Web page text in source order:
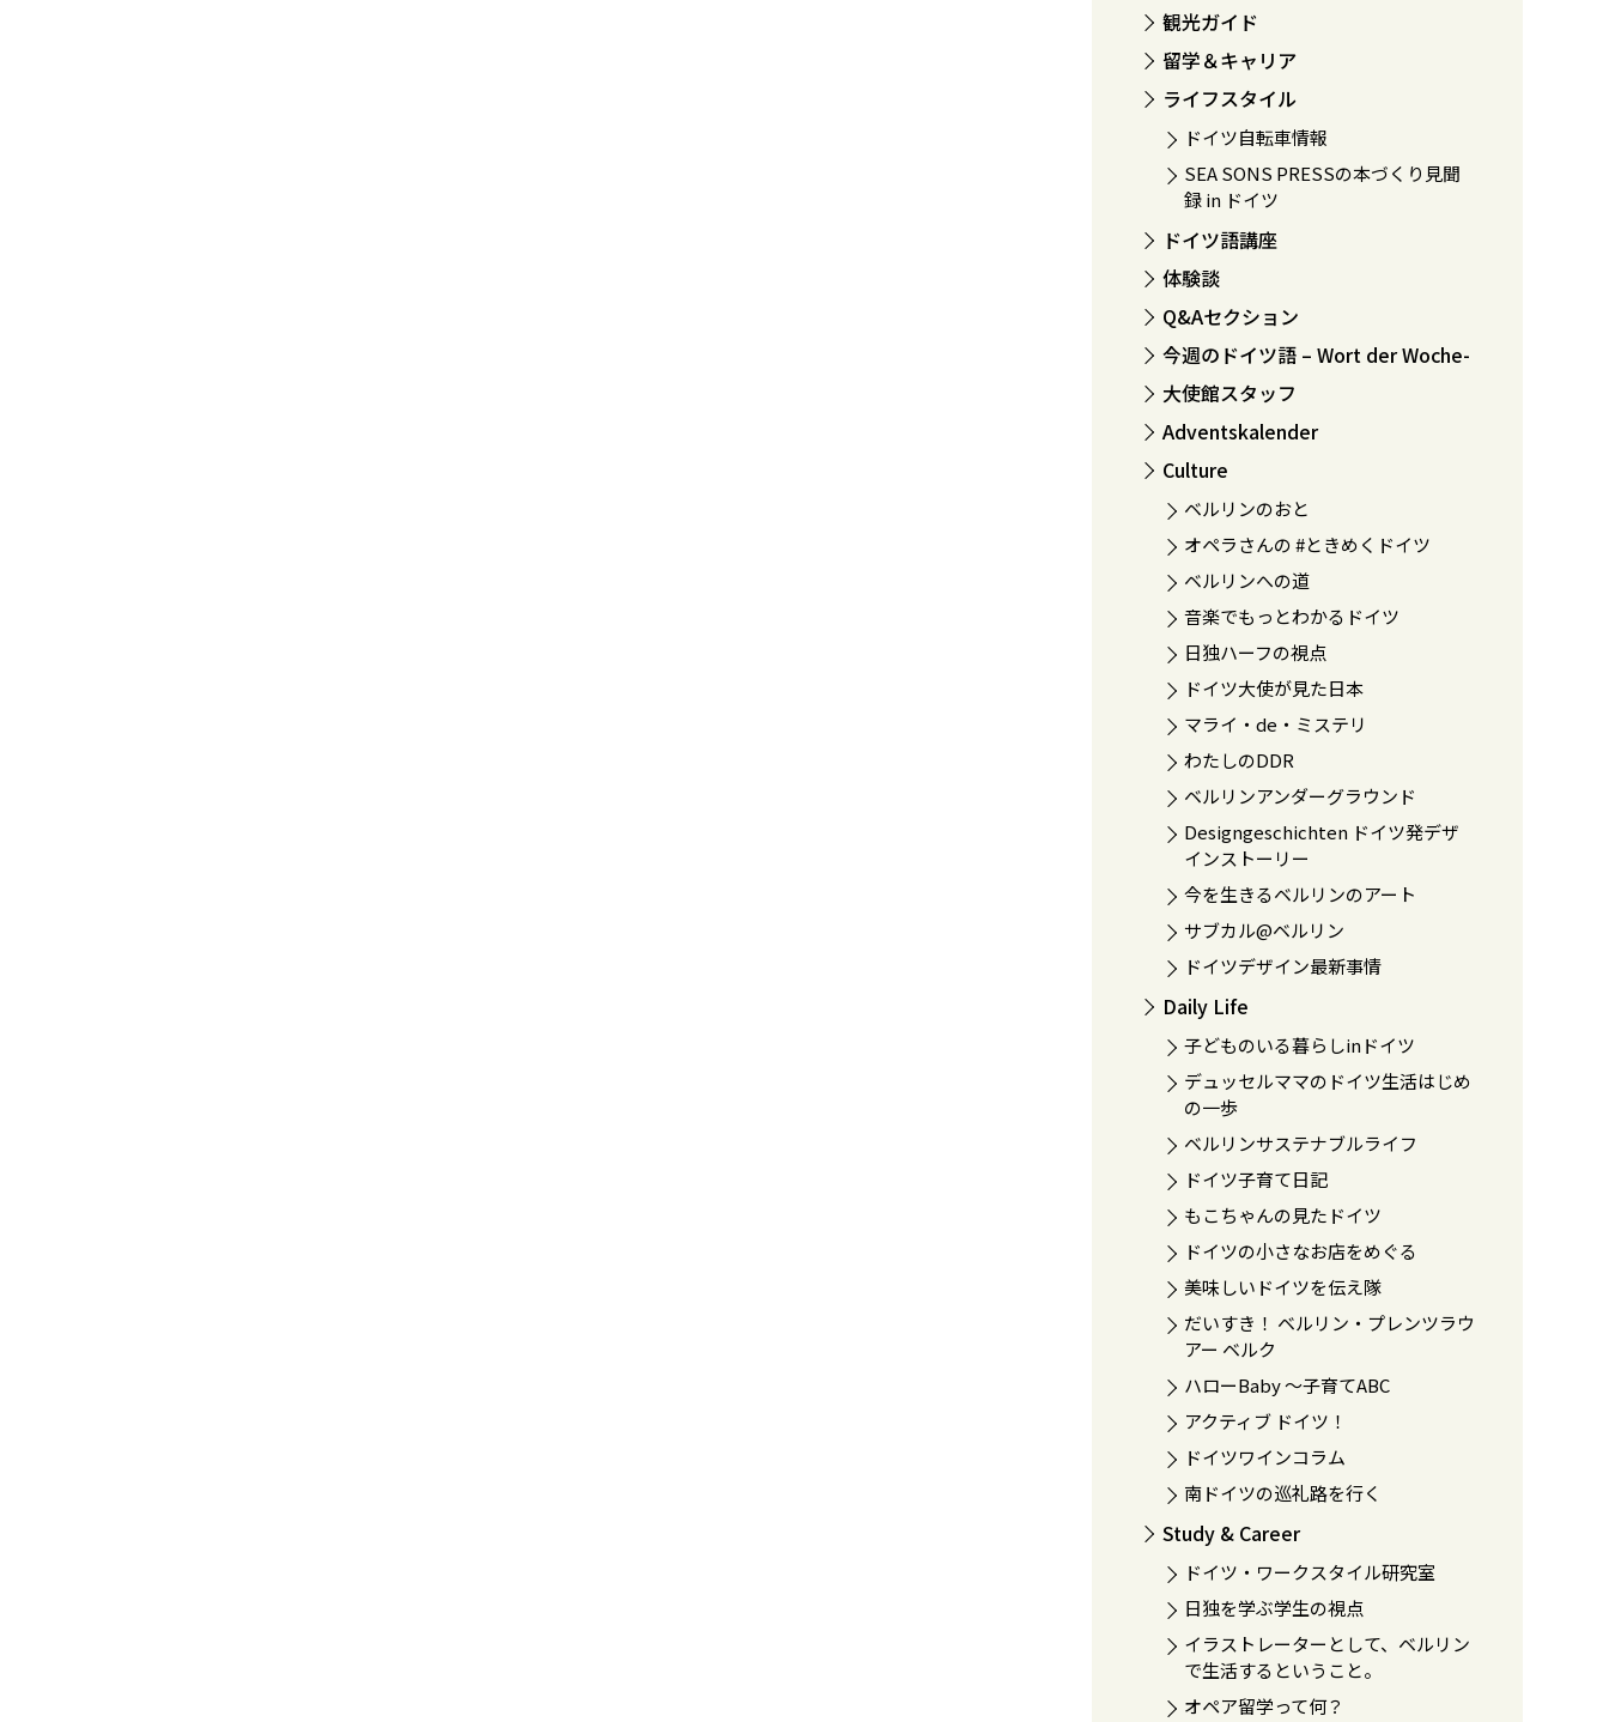
観光ガイド
留学＆キャリア
ライフスタイル
ドイツ自転車情報
SEA SONS PRESSの本づくり見聞
録 in ドイツ
ドイツ語講座
体験談
Q&Aセクション
今週のドイツ語 – Wort der Woche-
大使館スタッフ
Adventskalender
Culture
ベルリンのおと
オペラさんの #ときめくドイツ
ベルリンへの道
音楽でもっとわかるドイツ
日独ハーフの視点
ドイツ大使が見た日本
マライ・de・ミステリ
わたしのDDR
ベルリンアンダーグラウンド
Designgeschichten ドイツ発デザ
インストーリー
今を生きるベルリンのアート
サブカル@ベルリン
ドイツデザイン最新事情
Daily Life
子どものいる暮らしinドイツ
デュッセルママのドイツ生活はじめ
の一歩
ベルリンサステナブルライフ
ドイツ子育て日記
もこちゃんの見たドイツ
ドイツの小さなお店をめぐる
美味しいドイツを伝え隊
だいすき！ ベルリン・プレンツラウ
アー ベルク
ハローBaby 〜子育てABC
アクティブ ドイツ！
ドイツワインコラム
南ドイツの巡礼路を行く
Study & Career
ドイツ・ワークスタイル研究室
日独を学ぶ学生の視点
イラストレーターとして、ベルリン
で生活するということ。
オペア留学って何？